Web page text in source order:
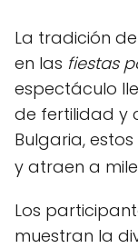
La tradición
en las fiestas
espectáculo
de fertilidad y
Bulgaria,
y atraen a
Los
muestran la